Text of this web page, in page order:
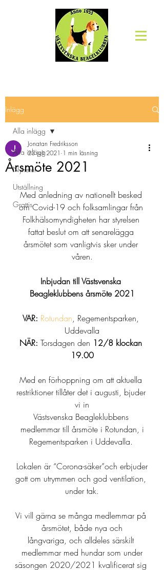
Inlägg
Alla inlägg
Nyheter
Utställning
Grattis
Alla inlägg
Årsmöte 2021
Jonatan Fredriksson
23 juli 2021 1 min läsning
Med anledning av nationellt besked
om Covid-19 och folksamlingar från
Folkhälsomyndigheten har styrelsen
fattat beslut om att senarelägga
årsmötet som vanligtvis sker under
våren.
Inbjudan till Västsvenska
Beagleklubbens årsmöte 2021
VAR: Rotundan, Regementsparken,
Uddevalla
NÄR: Torsdagen den 12/8 klockan
19.00
Med en förhoppning om att aktuella
restriktioner tillåter det i augusti, bjuder
vi in
Västsvenska Beagleklubbens
medlemmar till årsmöte i Rotundan, i
Regementsparken i Uddevalla.
Lokalen är “Corona-säker”och erbjuder
gott om utrymmen och god ventilation,
under tak.
Vi vill gärna se många medlemmar på
årsmötet, både nya och
långvariga, och alldeles särskilt
medlemmar med hundar som under
säsongen 2020/2021 kvalificerat sig